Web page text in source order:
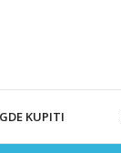
GDE KUPITI